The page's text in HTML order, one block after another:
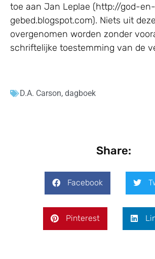
toe aan Jan Leplae (http://god-en-
gebed.blogspot.com). Niets uit
overgenomen worden zonder
schriftelijke toestemming van de
D.A. Carson, dagboek
Share:
Facebook
Pinterest